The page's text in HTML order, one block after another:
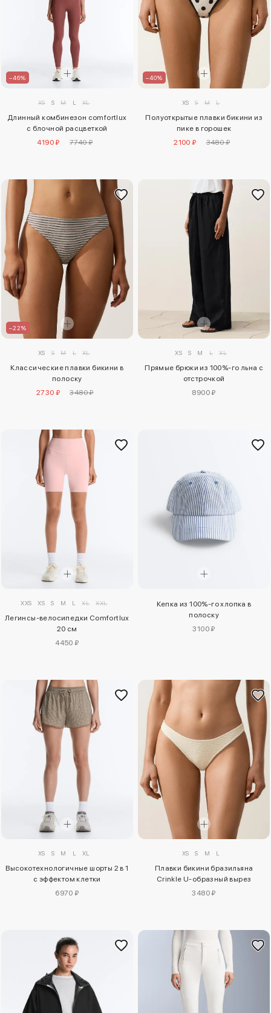
–46%
XS S M L XL
Длинный комбинезон comfortlux
с блочной расцветкой
4190 ₽
7740 ₽
–40%
XS S M L
Полуоткрытые плавки бикини из
пике в горошек
2100 ₽
3480 ₽
–22%
XS S M L XL
Классические плавки бикини в
полоску
2730 ₽
3480 ₽
XS S M L XL
Прямые брюки из 100%-го льна с
отстрочкой
8900 ₽
XXS XS S M L XL XXL
Легинсы-велосипедки Comfortlux
20 см
4450 ₽
Кепка из 100%-го хлопка в
полоску
3100 ₽
XS S M L XL
Высокотехнологичные шорты 2 в 1
с эффектом клетки
6970 ₽
XS S M L
Плавки бикини бразильяна
Crinkle U-образный вырез
3480 ₽